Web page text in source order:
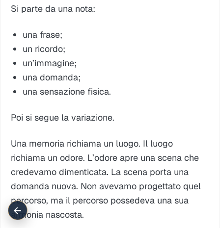
Si parte da una nota:
una frase;
un ricordo;
un’immagine;
una domanda;
una sensazione fisica.
Poi si segue la variazione.
Una memoria richiama un luogo. Il luogo
richiama un odore. L’odore apre una scena che
credevamo dimenticata. La scena porta una
domanda nuova. Non avevamo progettato quel
percorso, ma il percorso possedeva una sua
armonia nascosta.
←